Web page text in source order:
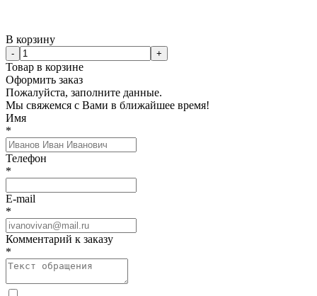
В корзину
- +
Товар в корзине
Оформить заказ
Пожалуйста, заполните данные.
Мы свяжемся с Вами в ближайшее время!
Имя
*
Телефон
*
E-mail
*
Комментарий к заказу
*